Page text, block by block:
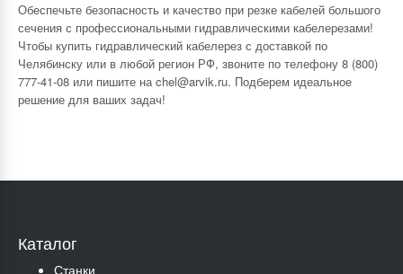
Обеспечьте безопасность и качество при резке кабелей большого
сечения с профессиональными гидравлическими кабелерезами!
Чтобы купить гидравлический кабелерез с доставкой по
Челябинску или в любой регион РФ, звоните по телефону 8 (800)
777-41-08 или пишите на chel@arvik.ru. Подберем идеальное
решение для ваших задач!
Каталог
Станки